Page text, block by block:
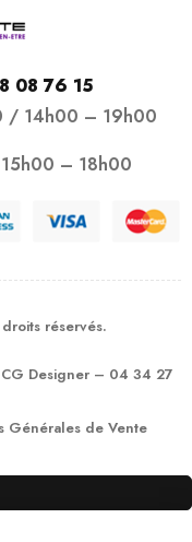
08 76 15
/ 14h00 – 19h00
– 18h00
réservés.
Designer– 04 34 27
Générales de Vente